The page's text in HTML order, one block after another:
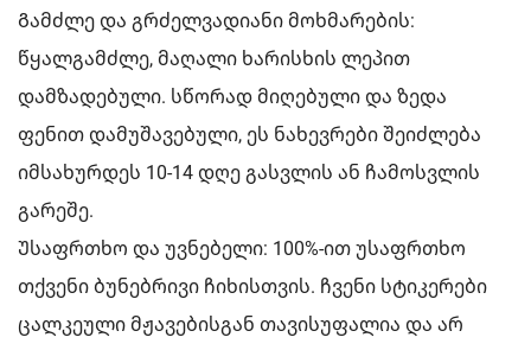
Გამძლე და გრძელვადიანი მოხმარების:
წყალგამძლე, მაღალი ხარისხის ლეპით
დამზადებული. სწორად მიღებული და ზედა
ფენით დამუშავებული, ეს ნახევრები შეიძლება
იმსახურდეს 10-14 დღე გასვლის ან ჩამოსვლის
გარეშე.
Უსაფრთხო და უვნებელი: 100%-ით უსაფრთხო
თქვენი ბუნებრივი ჩიხისთვის. ჩვენი სტიკერები
ცალკეული მჟავებისგან თავისუფალია და არ